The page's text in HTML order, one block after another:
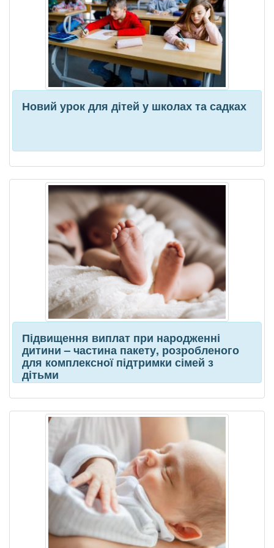
Новий урок для дітей у школах та садках
Підвищення виплат при народженні
дитини – частина пакету, розробленого
для комплексної підтримки сімей з
дітьми